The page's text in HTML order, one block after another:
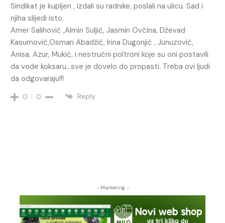
Sindikat je kupljen , izdali su radnike, poslali na ulicu. Sad i
njiha slijedi isto.
Amer Salihović ,Almin Suljić, Jasmin Ovčina, Dževad
Kasumović,Osman Abadžić, Irina Dugonjić , Junuzović,
Anisa, Azur, Mukić, i nestručni poltroni koje su oni postavili
da vode koksaru…sve je dovelo do propasti. Treba ovi ljudi
da odgovaraju!!!
0 0 Reply
- Marketing -